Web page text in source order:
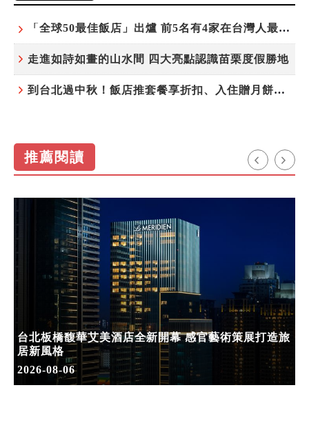
「全球50最佳飯店」出爐 前5名有4家在台灣人最常去的城市！
走進如詩如畫的山水間 四大亮點認識苗栗度假勝地
到台北過中秋！飯店推套餐享折扣、入住贈月餅禮盒
推薦閱讀
台北板橋馥華艾美酒店全新開幕 感官藝術策展打造旅
居新風格
2026-08-06